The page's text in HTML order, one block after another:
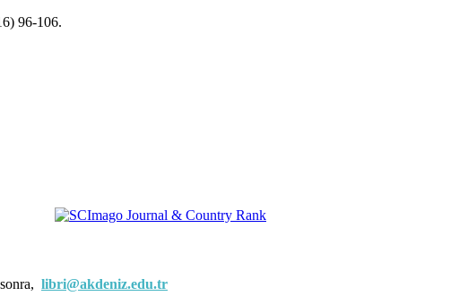
96-106.
libri@akdeniz.edu.tr